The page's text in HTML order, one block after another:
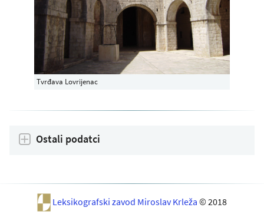
Tvrđava Lovrijenac
Ostali podatci
Leksikografski zavod Miroslav Krleža © 2018